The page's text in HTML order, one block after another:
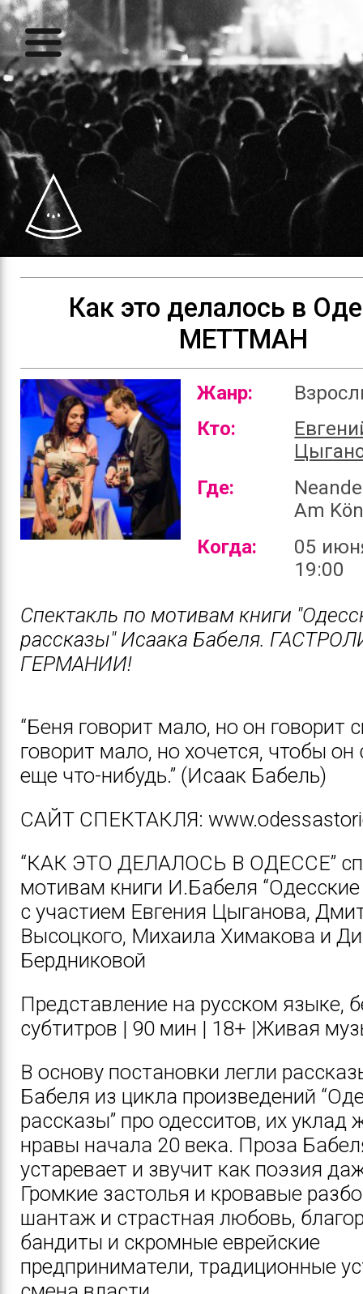
Как это делалось в
МЕТТМАН
Жанр:
Кто:
Где:
Am
Когда:
05
19:00
Спектакль по мотивам книги
рассказы" Исаака Бабеля.
ГЕРМАНИИ!
“Беня говорит мало, но он говорит
говорит мало, но хочется, чтобы он
еще что-нибудь.” (Исаак Бабель)
САЙТ СПЕКТАКЛЯ:
“КАК ЭТО ДЕЛАЛОСЬ В ОДЕССЕ”
мотивам книги И.Бабеля “Одесские
с участием Евгения Цыганова,
Высоцкого, Михаила Химакова и
Бердниковой
Представление на русском языке,
субтитров | 90 мин | 18+ |Живая
В основу постановки легли
Бабеля из цикла произведений
рассказы” про одесситов, их уклад
нравы начала 20 века. Проза
устаревает и звучит как поэзия
Громкие застолья и кровавые
шантаж и страстная любовь,
бандиты и скромные еврейские
предприниматели, традиционные